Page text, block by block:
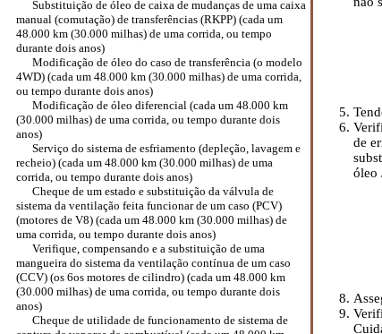
Substituição de óleo de caixa de mudanças de uma caixa
manual (comutação) de transferências (RKPP) (cada um
48.000 km (30.000 milhas) de uma corrida, ou tempo
durante dois anos)
Modificação de óleo do caso de transferência (o modelo
4WD) (cada um 48.000 km (30.000 milhas) de uma corrida,
ou tempo durante dois anos)
Modificação de óleo diferencial (cada um 48.000 km
(30.000 milhas) de uma corrida, ou tempo durante dois
anos)
Serviço do sistema de esfriamento (depleção, lavagem e
recheio) (cada um 48.000 km (30.000 milhas) de uma
corrida, ou tempo durante dois anos)
Cheque de um estado e substituição da válvula de
sistema da ventilação feita funcionar de um caso (PCV)
(motores de V8) (cada um 48.000 km (30.000 milhas) de
uma corrida, ou tempo durante dois anos)
Verifique, compensando e a substituição de uma
mangueira do sistema da ventilação contínua de um caso
(CCV) (os 6os motores de cilindro) (cada um 48.000 km
(30.000 milhas) de uma corrida, ou tempo durante dois
anos)
Cheque de utilidade de funcionamento de sistema de
de
óleo